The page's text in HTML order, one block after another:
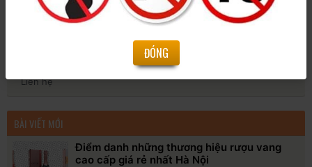
Kiến thức
Liên hệ
BÀI VIẾT MỚI
Điểm danh những thương hiệu rượu vang
cao cấp giá rẻ nhất Hà Nội
ĐÓNG